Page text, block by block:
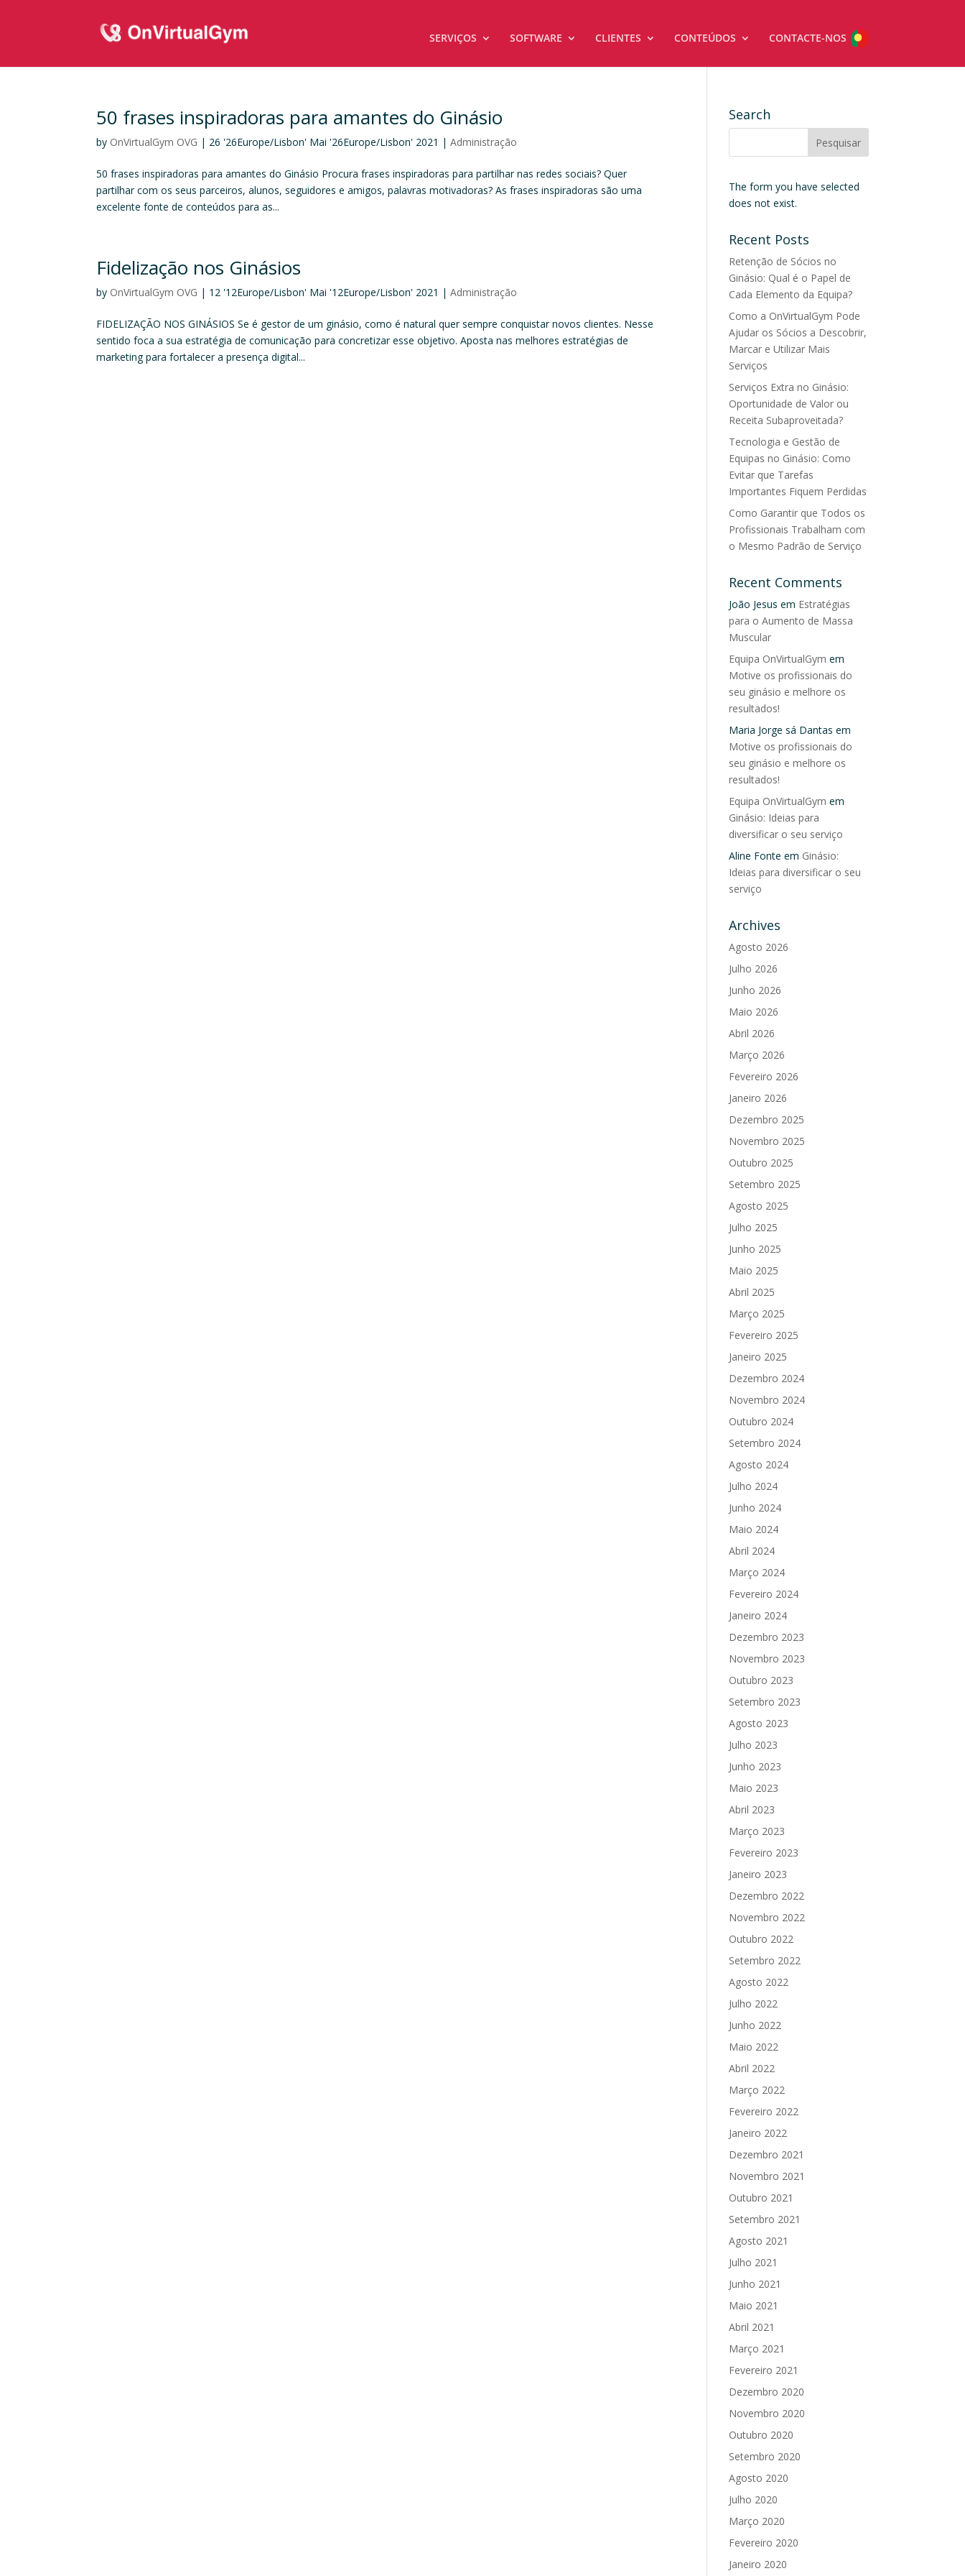
SERVIÇOS SOFTWARE CLIENTES CONTEÚDOS CONTACTE-NOS
50 frases inspiradoras para amantes do Ginásio
by OnVirtualGym OVG | 26 '26Europe/Lisbon' Mai '26Europe/Lisbon' 2021 |Administração
50 frases inspiradoras para amantes do Ginásio Procura frases inspiradoras para partilhar nas redes sociais? Quer
partilhar com os seus parceiros, alunos, seguidores e amigos, palavras motivadoras? As frases inspiradoras são uma
excelente fonte de conteúdos para as...
Fidelização nos Ginásios
by OnVirtualGym OVG | 12 '12Europe/Lisbon' Mai '12Europe/Lisbon' 2021 |Administração
FIDELIZAÇÃO NOS GINÁSIOS Se é gestor de um ginásio, como é natural quer sempre conquistar novos clientes. Nesse
sentido foca a sua estratégia de comunicação para concretizar esse objetivo. Aposta nas melhores estratégias de
marketing para fortalecer a presença digital...
Search
The form you have selected
does not exist.
Recent Posts
Retenção de Sócios no
Ginásio: Qual é o Papel de
Cada Elemento da Equipa?
Como a OnVirtualGym Pode
Ajudar os Sócios a Descobrir,
Marcar e Utilizar Mais
Serviços
Serviços Extra no Ginásio:
Oportunidade de Valor ou
Receita Subaproveitada?
Tecnologia e Gestão de
Equipas no Ginásio: Como
Evitar que Tarefas
Importantes Fiquem Perdidas
Como Garantir que Todos os
Profissionais Trabalham com
o Mesmo Padrão de Serviço
Recent Comments
João Jesus em Estratégias
para o Aumento de Massa
Muscular
Equipa OnVirtualGym em
Motive os profissionais do
seu ginásio e melhore os
resultados!
Maria Jorge sá Dantas em
Motive os profissionais do
seu ginásio e melhore os
resultados!
Equipa OnVirtualGym em
Ginásio: Ideias para
diversificar o seu serviço
Aline Fonte em Ginásio:
Ideias para diversificar o seu
serviço
Archives
Agosto 2026
Julho 2026
Junho 2026
Maio 2026
Abril 2026
Março 2026
Fevereiro 2026
Janeiro 2026
Dezembro 2025
Novembro 2025
Outubro 2025
Setembro 2025
Agosto 2025
Julho 2025
Junho 2025
Maio 2025
Abril 2025
Março 2025
Fevereiro 2025
Janeiro 2025
Dezembro 2024
Novembro 2024
Outubro 2024
Setembro 2024
Agosto 2024
Julho 2024
Junho 2024
Maio 2024
Abril 2024
Março 2024
Fevereiro 2024
Janeiro 2024
Dezembro 2023
Novembro 2023
Outubro 2023
Setembro 2023
Agosto 2023
Julho 2023
Junho 2023
Maio 2023
Abril 2023
Março 2023
Fevereiro 2023
Janeiro 2023
Dezembro 2022
Novembro 2022
Outubro 2022
Setembro 2022
Agosto 2022
Julho 2022
Junho 2022
Maio 2022
Abril 2022
Março 2022
Fevereiro 2022
Janeiro 2022
Dezembro 2021
Novembro 2021
Outubro 2021
Setembro 2021
Agosto 2021
Julho 2021
Junho 2021
Maio 2021
Abril 2021
Março 2021
Fevereiro 2021
Dezembro 2020
Novembro 2020
Outubro 2020
Setembro 2020
Agosto 2020
Julho 2020
Março 2020
Fevereiro 2020
Janeiro 2020